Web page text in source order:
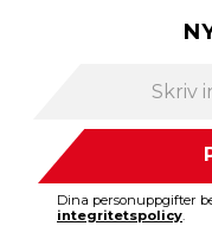
Dina personuppgifter
integritetspolicy.